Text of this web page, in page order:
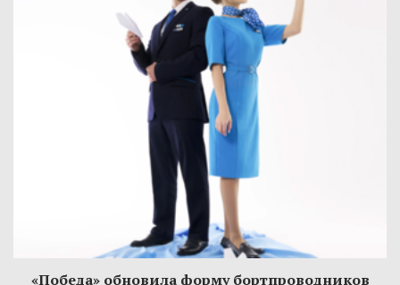
«Победа» обновила форму бортпроводников